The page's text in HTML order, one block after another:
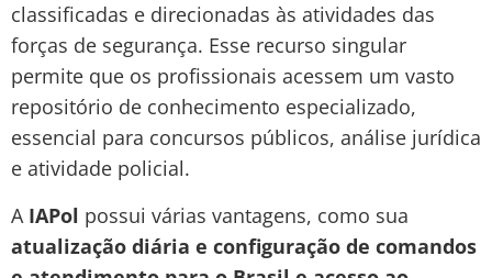
classificadas e direcionadas às atividades das
forças de segurança. Esse recurso singular
permite que os profissionais acessem um vasto
repositório de conhecimento especializado,
essencial para concursos públicos, análise jurídica
e atividade policial.
A IAPol possui várias vantagens, como sua
atualização diária e configuração de comandos